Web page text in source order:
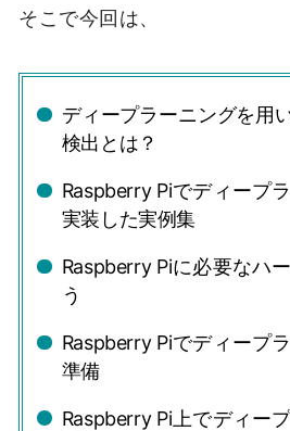
そこで今回は、
ディープラーニングを用
検出とは？
Raspberry Piでディープ
実装した実例集
Raspberry Piに必要なハ
う
Raspberry Piでディープ
準備
Raspberry Pi上でディー